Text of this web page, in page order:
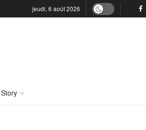
jeudi, 6 août 2026